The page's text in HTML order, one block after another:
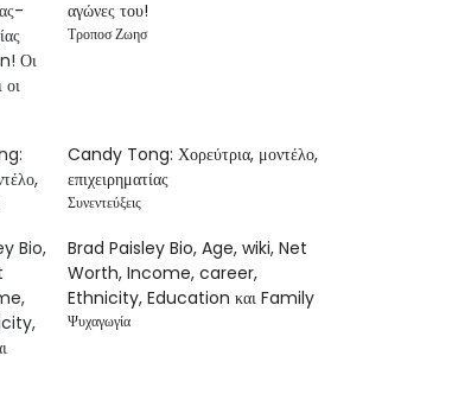
αγώνες του!
Τροποσ Ζωησ
Candy Tong: Χορεύτρια, μοντέλο,
επιχειρηματίας
Συνεντεύξεις
Brad Paisley Bio, Age, wiki, Net
Worth, Income, career,
Ethnicity, Education και Family
Ψυχαγωγία